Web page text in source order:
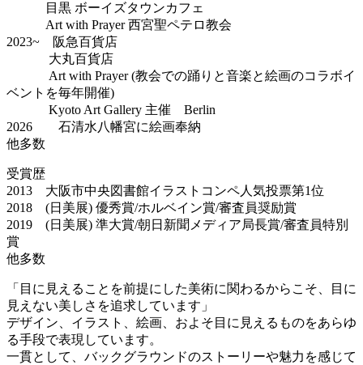
目黒 ボーイズタウンカフェ
Art with Prayer 西宮聖ペテロ教会
2023~ 阪急百貨店
大丸百貨店
Art with Prayer (教会での踊りと音楽と絵画のコラボイ
ベントを毎年開催)
Kyoto Art Gallery 主催 Berlin
2026 石清水八幡宮に絵画奉納
他多数
受賞歴
2013 大阪市中央図書館イラストコンペ人気投票第1位
2018 (日美展) 優秀賞/ホルベイン賞/審査員奨励賞
2019 (日美展) 準大賞/朝日新聞メディア局長賞/審査員特別
賞
他多数
「目に見えることを前提にした美術に関わるからこそ、目に
見えない美しさを追求しています」
デザイン、イラスト、絵画、およそ目に見えるものをあらゆ
る手段で表現しています。
一貫として、バックグラウンドのストーリーや魅力を感じて